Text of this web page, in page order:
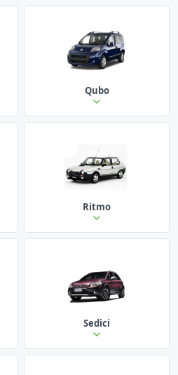
Qubo
Ritmo
Sedici